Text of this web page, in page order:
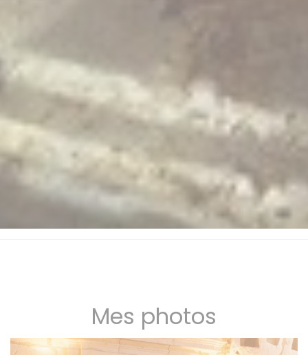
Mes photos